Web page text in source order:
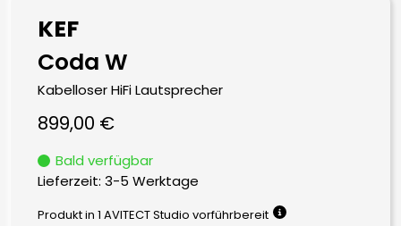
KEF
Coda W
Kabelloser HiFi Lautsprecher
899,00 €
Bald verfügbar
Lieferzeit: 3-5 Werktage
Produkt in 1 AVITECT Studio vorführbereit